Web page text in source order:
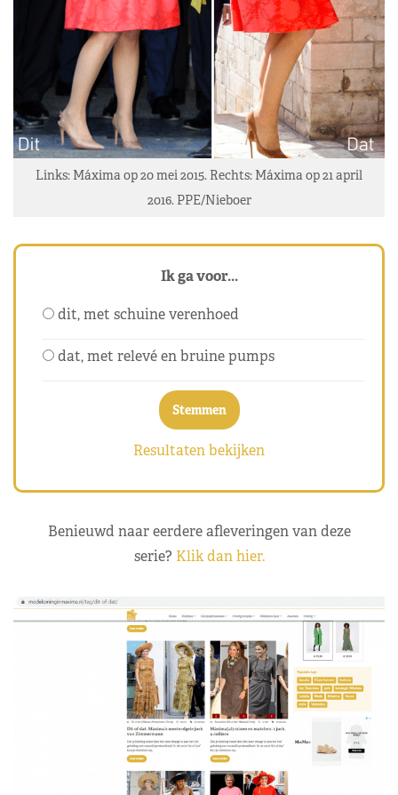
Links: Máxima op 20 mei 2015. Rechts: Máxima op 21 april
2016. PPE/Nieboer
Ik ga voor...
dit, met schuine verenhoed
dat, met relevé en bruine pumps
Resultaten bekijken
Benieuwd naar eerdere afleveringen van deze
serie? Klik dan hier.